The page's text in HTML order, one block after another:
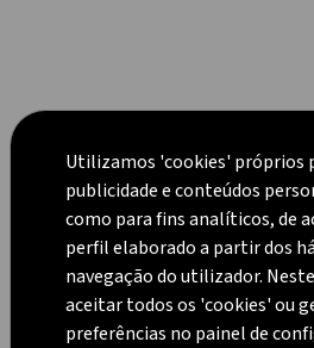
VER TUDO
Utilizamos 'cookies' próprios
publicidade e conteúdos
como para fins analíticos, de
perfil elaborado a partir dos
navegação do utilizador.
aceitar todos os 'cookies' ou
preferências no painel de